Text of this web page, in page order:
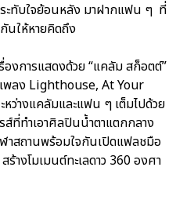
ะทับใจย้อนหลัง มาฝากแฟน ๆ ที่
นให้หายคิดถึง
การแสดงด้วย “แคลัม สก็อตต์”
พลง Lighthouse, At Your
ว่างแคลัมและแฟน ๆ เต็มไปด้วย
ที่ทำเอาศิลปินน้ำตาแตกกลาง
าสถานพร้อมใจกันเปิดแฟลชมือ
างโมเมนต์ทะเลดาว 360 องศา